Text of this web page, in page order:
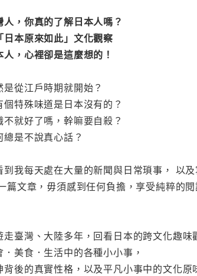
，你真的了解日本人嗎？
本原來如此」文化觀察
，心裡卻是這麼想的！
從江戶時期就開始？
特殊味道是日本沒有的？
就好了嗎，幹嘛要自殺？
是不說真心話？
到我每天處在大量的新聞與日常瑣事，
篇文章，毋須感到任何負擔，享受純粹的閱
臺灣、大陸多年，回看日本的跨文化趣味
美食．生活中的各種小小事，
後的真實性格，以及平凡小事中的文化原